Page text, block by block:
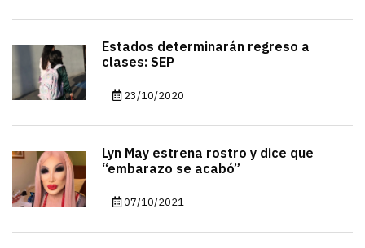
Estados determinarán regreso a
clases: SEP
23/10/2020
Lyn May estrena rostro y dice que
“embarazo se acabó”
07/10/2021